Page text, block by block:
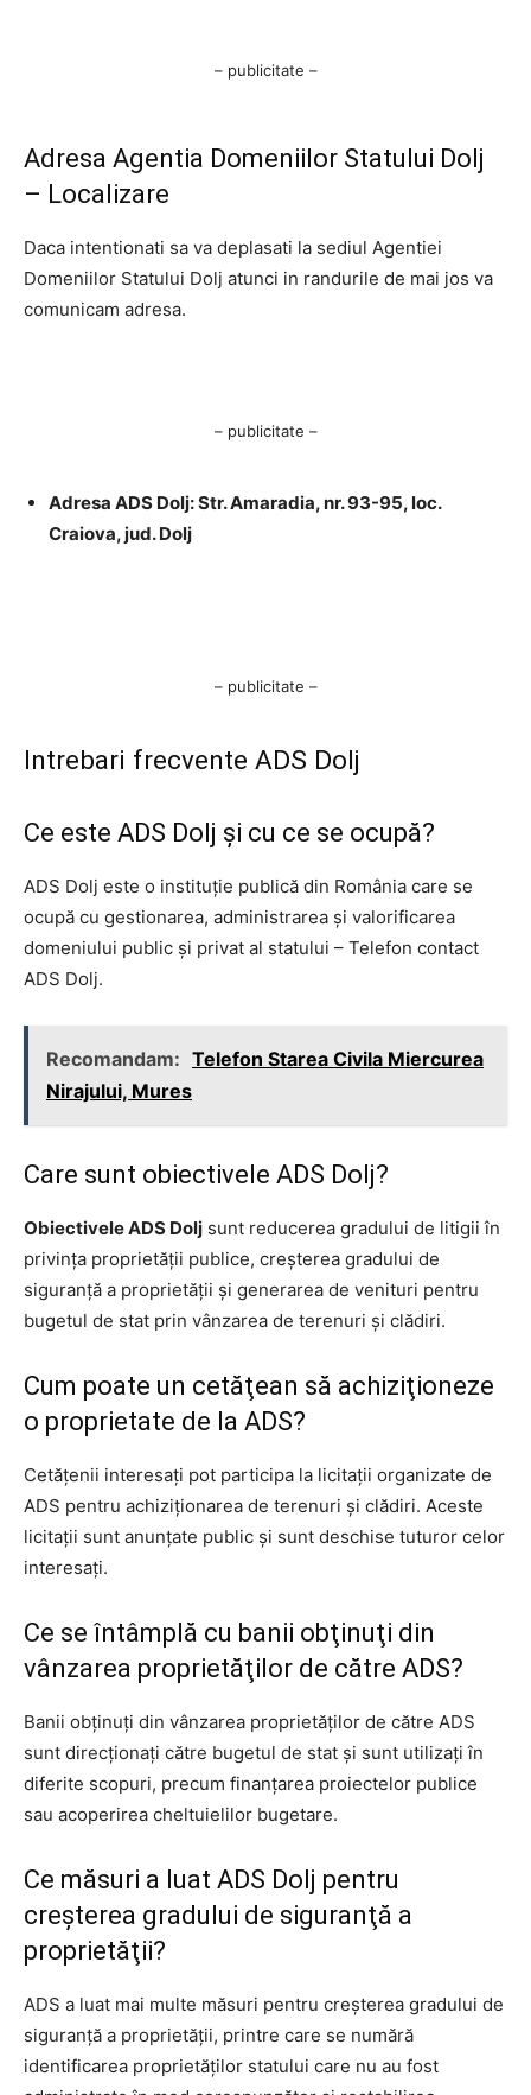
– publicitate –
Adresa Agentia Domeniilor Statului Dolj
– Localizare
Daca intentionati sa va deplasati la sediul Agentiei
Domeniilor Statului Dolj atunci in randurile de mai jos va
comunicam adresa.
– publicitate –
Adresa ADS Dolj: Str. Amaradia, nr. 93-95, loc.
Craiova, jud. Dolj
– publicitate –
Intrebari frecvente ADS Dolj
Ce este ADS Dolj şi cu ce se ocupă?
ADS Dolj este o instituţie publică din România care se
ocupă cu gestionarea, administrarea şi valorificarea
domeniului public şi privat al statului – Telefon contact
ADS Dolj.
Recomandam: Telefon Starea Civila Miercurea
Nirajului, Mures
Care sunt obiectivele ADS Dolj?
Obiectivele ADS Dolj sunt reducerea gradului de litigii în
privinţa proprietăţii publice, creşterea gradului de
siguranţă a proprietăţii şi generarea de venituri pentru
bugetul de stat prin vânzarea de terenuri şi clădiri.
Cum poate un cetăţean să achiziţioneze
o proprietate de la ADS?
Cetăţenii interesaţi pot participa la licitaţii organizate de
ADS pentru achiziţionarea de terenuri şi clădiri. Aceste
licitaţii sunt anunţate public şi sunt deschise tuturor celor
interesaţi.
Ce se întâmplă cu banii obţinuţi din
vânzarea proprietăţilor de către ADS?
Banii obţinuţi din vânzarea proprietăţilor de către ADS
sunt direcţionaţi către bugetul de stat şi sunt utilizaţi în
diferite scopuri, precum finanţarea proiectelor publice
sau acoperirea cheltuielilor bugetare.
Ce măsuri a luat ADS Dolj pentru
creşterea gradului de siguranţă a
proprietăţii?
ADS a luat mai multe măsuri pentru creşterea gradului de
siguranţă a proprietăţii, printre care se numără
identificarea proprietăţilor statului care nu au fost